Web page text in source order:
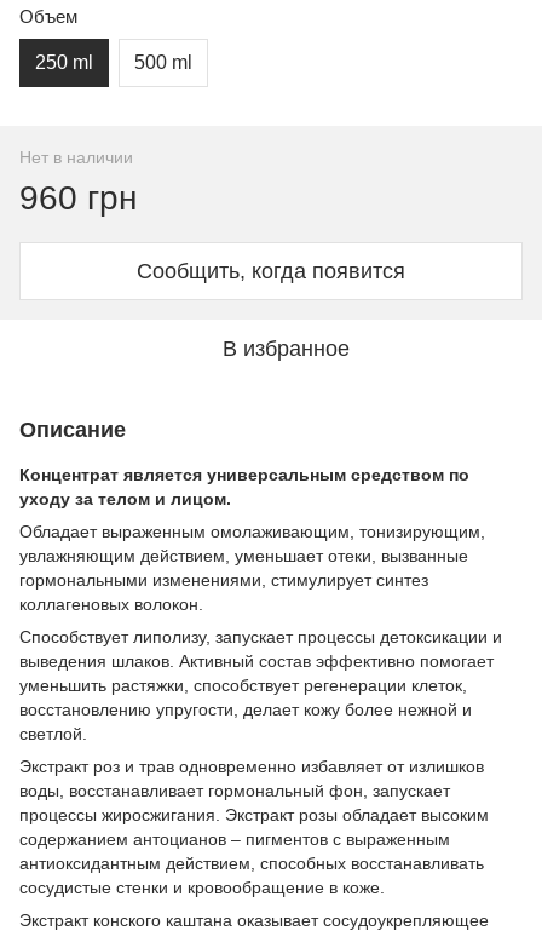
Объем
250 ml 500 ml
Нет в наличии
960 грн
Сообщить, когда появится
В избранное
Описание
Концентрат является универсальным средством по
уходу за телом и лицом.
Обладает выраженным омолаживающим, тонизирующим,
увлажняющим действием, уменьшает отеки, вызванные
гормональными изменениями, стимулирует синтез
коллагеновых волокон.
Способствует липолизу, запускает процессы детоксикации и
выведения шлаков. Активный состав эффективно помогает
уменьшить растяжки, способствует регенерации клеток,
восстановлению упругости, делает кожу более нежной и
светлой.
Экстракт роз и трав одновременно избавляет от излишков
воды, восстанавливает гормональный фон, запускает
процессы жиросжигания. Экстракт розы обладает высоким
содержанием антоцианов – пигментов с выраженным
антиоксидантным действием, способных восстанавливать
сосудистые стенки и кровообращение в коже.
Экстракт конского каштана оказывает сосудоукрепляющее